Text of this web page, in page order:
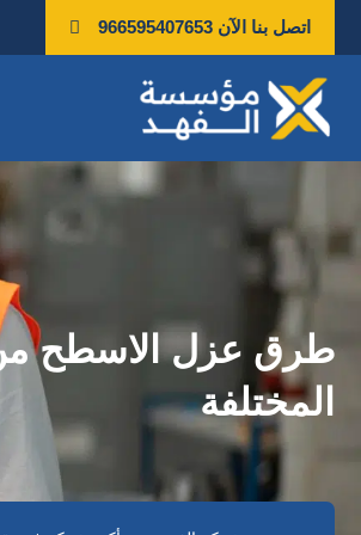
المحتوى
اتصل بنا الآن 966595407653
طرق عزل الاسطح من
المختلفة